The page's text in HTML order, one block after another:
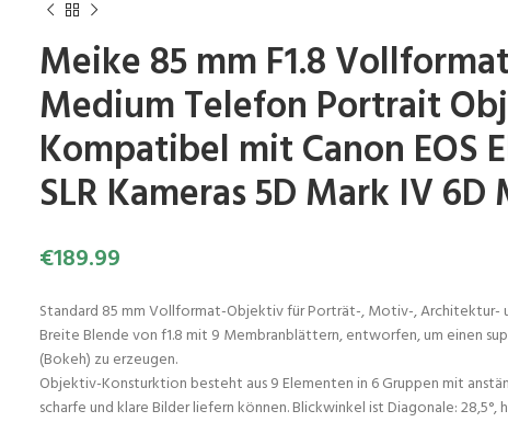
Meike 85 mm F1.8
Medium Telefon Portrait
Kompatibel mit Canon EOS
SLR Kameras 5D Mark IV
€189.99
Standard 85 mm Vollformat-Objektiv für Porträt-, Motiv-, Architektur-
Breite Blende von f1.8 mit 9 Membranblättern, entworfen, um einen
(Bokeh) zu erzeugen.
Objektiv-Konsturktion besteht aus 9 Elementen in 6 Gruppen mit
scharfe und klare Bilder liefern können. Blickwinkel ist Diagonale: 28,5°,